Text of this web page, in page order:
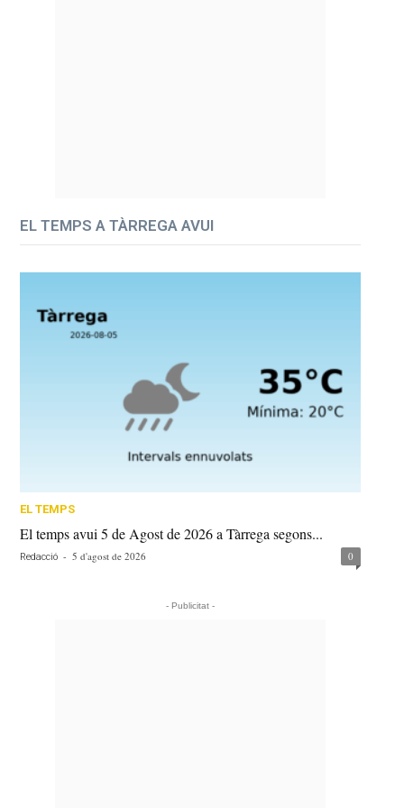
EL TEMPS A TÀRREGA AVUI
EL TEMPS
El temps avui 5 de Agost de 2026 a Tàrrega segons...
Redacció - 5 d'agost de 2026 0
- Publicitat -